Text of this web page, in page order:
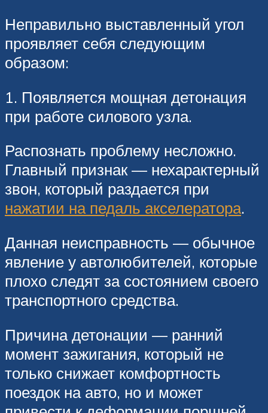
Неправильно выставленный угол
проявляет себя следующим
образом:
1. Появляется мощная детонация
при работе силового узла.
Распознать проблему несложно.
Главный признак — нехарактерный
звон, который раздается при
нажатии на педаль акселератора.
Данная неисправность — обычное
явление у автолюбителей, которые
плохо следят за состоянием своего
транспортного средства.
Причина детонации — ранний
момент зажигания, который не
только снижает комфортность
поездок на авто, но и может